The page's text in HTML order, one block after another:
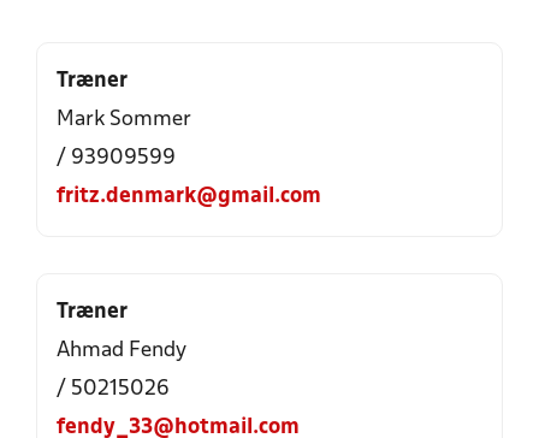
Træner
Mark Sommer
/ 93909599
fritz.denmark@gmail.com
Træner
Ahmad Fendy
/ 50215026
fendy_33@hotmail.com